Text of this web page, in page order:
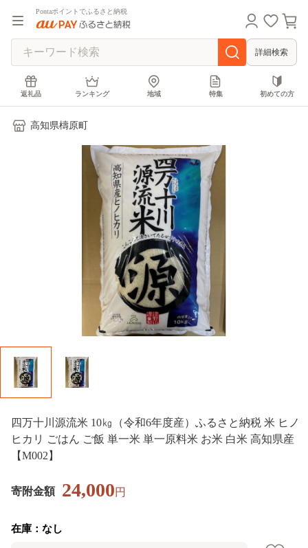
Pontaポイントでふるさと納税
詳細検索
返礼品 ランキング 地域 特集 初めての方
高知県檮原町
四万十川源流米 10㎏（令和6年度産）ふるさと納税 米 ヒノ
ヒカリ ごはん ご飯 単一米 単一原料米 お米 白米 高知県産
【M002】
寄附金額 24,000円
在庫：なし